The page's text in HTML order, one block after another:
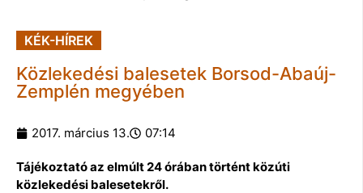
KÉK-HÍREK
Közlekedési balesetek Borsod-Abaúj-
Zemplén megyében
2017. március 13. 07:14
Tájékoztató az elmúlt 24 órában történt közúti
közlekedési balesetekről.